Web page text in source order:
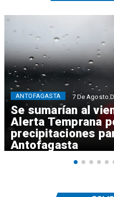
Se sumarían al
Alerta Temprana
precipitaciones
Antofagasta
ANTOFAGASTA 7 De Agosto